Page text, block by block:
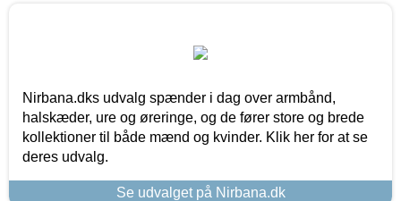
Nirbana.dks udvalg spænder i dag over armbånd,
halskæder, ure og øreringe, og de fører store og brede
kollektioner til både mænd og kvinder. Klik her for at se
deres udvalg.
Se udvalget på Nirbana.dk